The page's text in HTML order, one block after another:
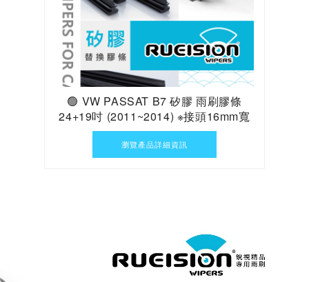
🟢 VW PASSAT B7 矽膠 雨刷膠條
24+19吋 (2011~2014) ※接頭16mm寬
瀏覽產品詳細資訊